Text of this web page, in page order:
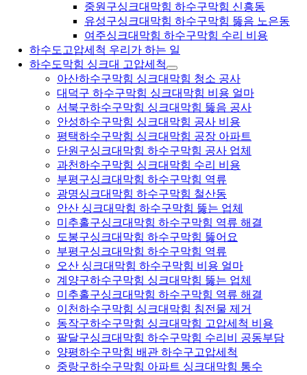
중원구싱크대막힘 하수구막힘 신흥동
유성구싱크대막힘 하수구막힘 뚫음 노은동
여주싱크대막힘 하수구막힘 수리 비용
하수도고압세척 우리가 하는 일
하수도막힘 싱크대 고압세척
아산하수구막힘 싱크대막힘 청소 공사
대덕구 하수구막힘 싱크대막힘 비용 얼마
서북구하수구막힘 싱크대막힘 뚫음 공사
안성하수구막힘 싱크대막힘 공사 비용
평택하수구막힘 싱크대막힘 공장 아파트
단원구싱크대막힘 하수구막힘 공사 업체
과천하수구막힘 싱크대막힘 수리 비용
부평구싱크대막힘 하수구막힘 역류
광명싱크대막힘 하수구막힘 철산동
안산 싱크대막힘 하수구막힘 뚫는 업체
미추홀구싱크대막힘 하수구막힘 역류 해결
도봉구싱크대막힘 하수구막힘 뚫어요
부평구싱크대막힘 하수구막힘 역류
오산 싱크대막힘 하수구막힘 비용 얼마
계양구하수구막힘 싱크대막힘 뚫는 업체
미추홀구싱크대막힘 하수구막힘 역류 해결
이천하수구막힘 싱크대막힘 침전물 제거
동작구하수구막힘 싱크대막힘 고압세척 비용
팔달구싱크대막힘 하수구막힘 수리비 공동부담
양평하수구막힘 배관 하수구고압세척
중랑구하수구막힘 아파트 싱크대막힘 통수